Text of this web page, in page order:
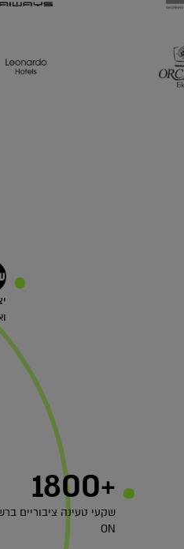
+1800
שקעי טעינה ציבוריים
ON